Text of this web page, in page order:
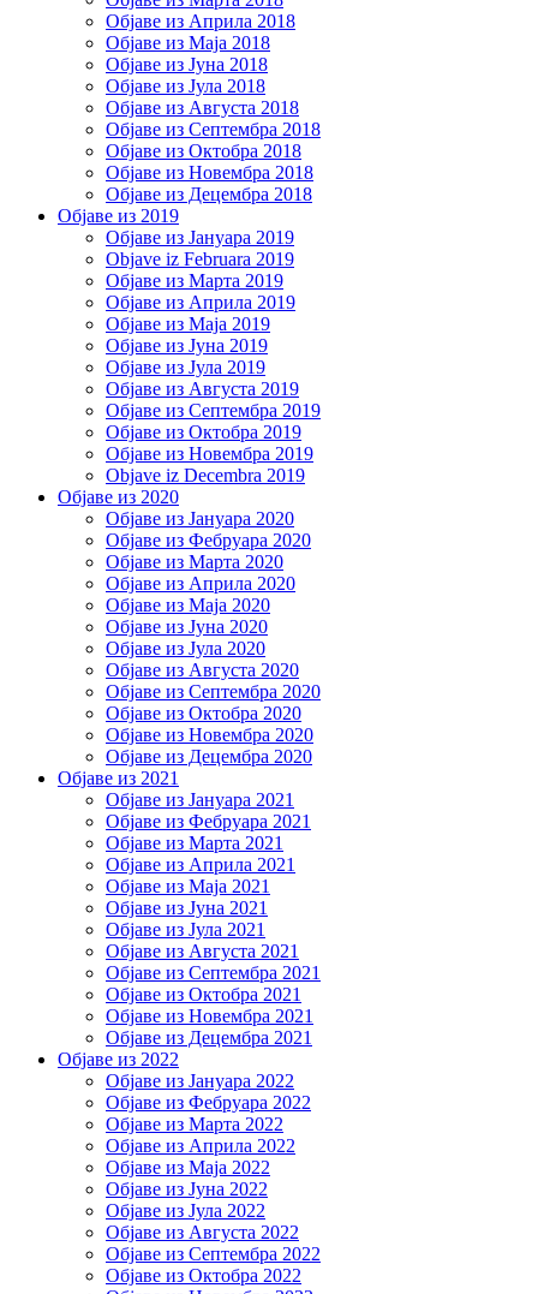
Објаве из Априла 2018
Објаве из Маја 2018
Објаве из Јуна 2018
Објаве из Јула 2018
Објаве из Августа 2018
Објаве из Септембра 2018
Објаве из Октобра 2018
Објаве из Новембра 2018
Објаве из Децембра 2018
Објаве из 2019
Објаве из Јануара 2019
Objave iz Februara 2019
Објаве из Марта 2019
Објаве из Априла 2019
Објаве из Маја 2019
Објаве из Јуна 2019
Објаве из Јула 2019
Објаве из Августа 2019
Објаве из Септембра 2019
Објаве из Октобра 2019
Објаве из Новембра 2019
Objave iz Decembra 2019
Објаве из 2020
Објаве из Јануара 2020
Објаве из Фебруара 2020
Објаве из Марта 2020
Објаве из Априла 2020
Објаве из Маја 2020
Објаве из Јуна 2020
Објаве из Јула 2020
Објаве из Августа 2020
Објаве из Септембра 2020
Објаве из Октобра 2020
Објаве из Новембра 2020
Објаве из Децембра 2020
Објаве из 2021
Објаве из Јануара 2021
Објаве из Фебруара 2021
Објаве из Марта 2021
Објаве из Априла 2021
Објаве из Маја 2021
Објаве из Јуна 2021
Објаве из Јула 2021
Објаве из Августа 2021
Објаве из Септембра 2021
Објаве из Октобра 2021
Објаве из Новембра 2021
Објаве из Децембра 2021
Објаве из 2022
Објаве из Јануара 2022
Објаве из Фебруара 2022
Објаве из Марта 2022
Објаве из Априла 2022
Објаве из Маја 2022
Објаве из Јуна 2022
Објаве из Јула 2022
Објаве из Августа 2022
Објаве из Септембра 2022
Објаве из Октобра 2022